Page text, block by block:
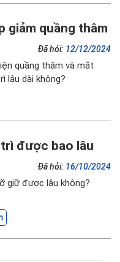
giảm quầng thâm
Đã hỏi: 12/12/2024
quầng thâm và mắt
lâu dài không?
được bao lâu
Đã hỏi: 16/10/2024
giữ được lâu không?